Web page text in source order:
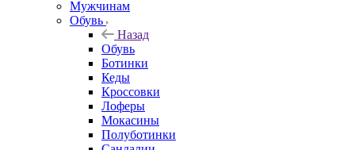
Мужчинам
Обувь
Назад
Обувь
Ботинки
Кеды
Кроссовки
Лоферы
Мокасины
Полуботинки